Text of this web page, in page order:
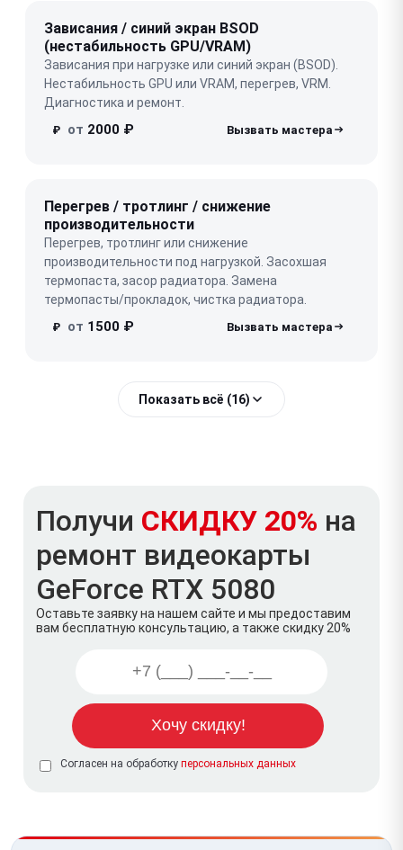
Зависания / синий экран BSOD
(нестабильность GPU/VRAM)
Зависания при нагрузке или синий экран (BSOD).
Нестабильность GPU или VRAM, перегрев, VRM.
Диагностика и ремонт.
₽ от 2000 ₽
Перегрев / тротлинг / снижение
производительности
Перегрев, тротлинг или снижение
производительности под нагрузкой. Засохшая
термопаста, засор радиатора. Замена
термопасты/прокладок, чистка радиатора.
₽ от 1500 ₽
Показать всё (16)
Получи СКИДКУ 20% на
ремонт видеокарты
GeForce RTX 5080
Оставьте заявку на нашем сайте и мы предоставим
вам бесплатную консультацию, а также скидку 20%
Согласен на обработку персональных данных